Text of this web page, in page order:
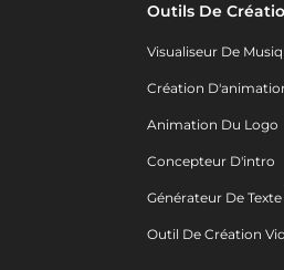
Outils De
Visualiseur De
Création
Animation Du Logo
Concepteur D'intro
Générateur De
Outil De Création